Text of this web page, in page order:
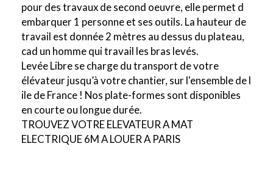
pour des travaux de second oeuvre, elle permet d
embarquer 1 personne et ses outils. La hauteur de
travail est donnée 2 mètres au dessus du plateau,
cad un homme qui travail les bras levés.
Levée Libre se charge du transport de votre
élévateur jusqu’à votre chantier, sur l'ensemble de l
ile de France ! Nos plate-formes sont disponibles
en courte ou longue durée.
TROUVEZ VOTRE ELEVATEUR A MAT
ELECTRIQUE 6M A LOUER A PARIS